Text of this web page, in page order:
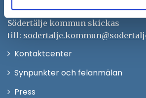
Remisser, beslut och
Södertälje kommun skickas
till:
KontaktcenterÖppna
Synpunkter och felanmälan
Press